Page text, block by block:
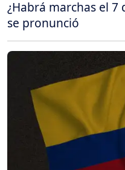
¿Habrá marchas el 7
se pronunció